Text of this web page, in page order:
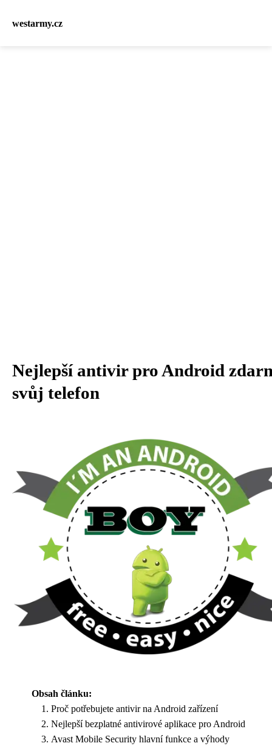
westarmy.cz
Nejlepší antivir pro Android
svůj telefon
Obsah článku:
Proč potřebujete antivir na Android zařízení
Nejlepší bezplatné antivirové aplikace pro Android
Avast Mobile Security hlavní funkce a výhody